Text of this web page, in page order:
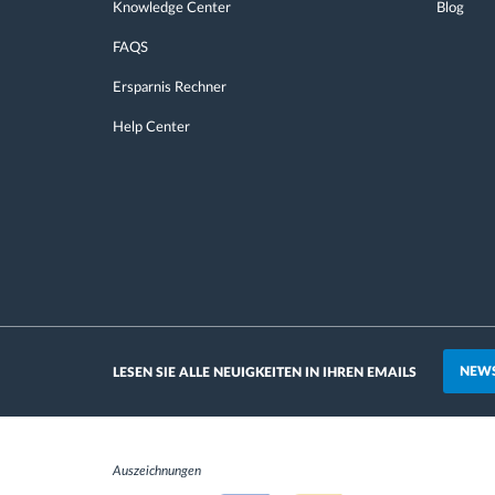
Knowledge Center
FAQS
Ersparnis Rechner
Help Center
Blog
LESEN SIE ALLE NEUIGKEITEN IN IHREN EMAILS
Auszeichnungen